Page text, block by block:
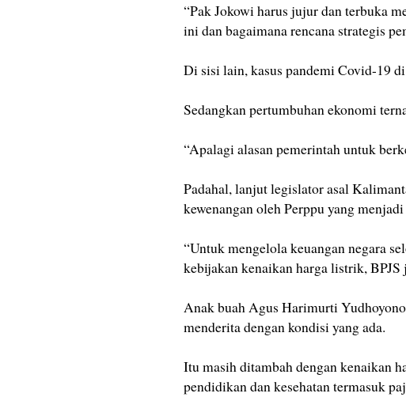
“Pak Jokowi harus jujur dan terbuka
ini dan bagaimana rencana strategis
Di sisi lain, kasus pandemi Covid-19
Sedangkan pertumbuhan ekonomi
“Apalagi alasan pemerintah untuk
Padahal, lanjut legislator asal
kewenangan oleh Perppu yang
“Untuk mengelola keuangan negara
kebijakan kenaikan harga listrik,
Anak buah Agus Harimurti
menderita dengan kondisi yang ada.
Itu masih ditambah dengan kenaikan
pendidikan dan kesehatan termasuk